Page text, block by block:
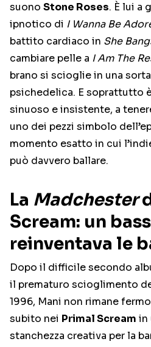
suono Stone Roses. È lui a
ipnotico di I Wanna Be
battito cardiaco in She
cambiare pelle a I Am The
brano si scioglie in una
psichedelica. E soprattutto
sinuoso e insistente, a
uno dei pezzi simbolo
momento esatto in cui
può davvero ballare.
La Madchester
Scream: un
reinventava le
Dopo il difficile secondo
il prematuro scioglimento
1996, Mani non rimane
subito nei Primal Scream in
stanchezza creativa per la